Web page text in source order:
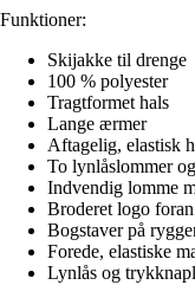
Funktioner:
Skijakke til drenge
100 % polyester
Tragtformet hals
Lange ærmer
Aftagelig, elastisk
To lynlåslommer
Indvendig lomme
Broderet logo
Bogstaver på
Forede, elastiske
Lynlås og